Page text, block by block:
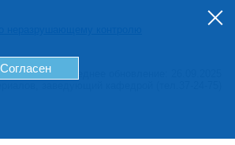
неразрушающему контролю
заведующий кафедрой (тел.37-24-75)
Согласен